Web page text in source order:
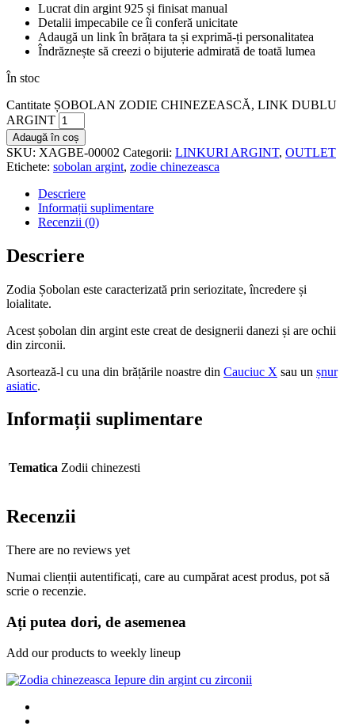
Lucrat din argint 925 și finisat manual
Detalii impecabile ce îi conferă unicitate
Adaugă un link în brățara ta și exprimă-ți personalitatea
Îndrăznește să creezi o bijuterie admirată de toată lumea
În stoc
Cantitate ȘOBOLAN ZODIE CHINEZEASCĂ, LINK DUBLU
ARGINT
Adaugă în coș
SKU: XAGBE-00002 Categorii: LINKURI ARGINT, OUTLET
Etichete: sobolan argint, zodie chinezeasca
Descriere
Informații suplimentare
Recenzii (0)
Descriere
Zodia Șobolan este caracterizată prin seriozitate, încredere și
loialitate.
Acest șobolan din argint este creat de designerii danezi și are ochii
din zirconii.
Asortează-l cu una din brățările noastre din Cauciuc X sau un șnur
asiatic.
Informații suplimentare
Tematica Zodii chinezesti
Recenzii
There are no reviews yet
Numai clienții autentificați, care au cumpărat acest produs, pot să
scrie o recenzie.
Ați putea dori, de asemenea
Add our products to weekly lineup